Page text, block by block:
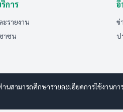
การ
ะรายงาน
าชน
ข่
ป
สามารถศึกษารายละเอียดการใช้งานกา